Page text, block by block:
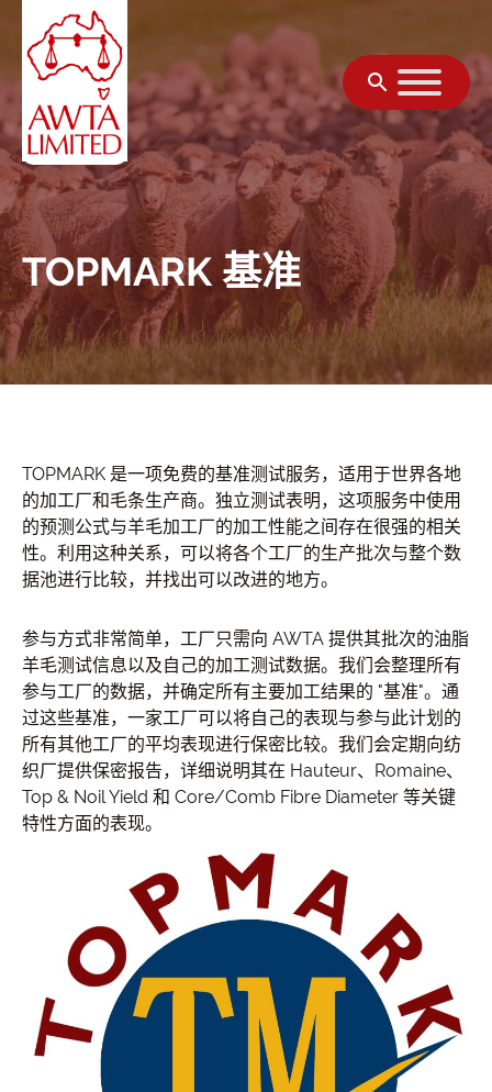
跳至内容
TOPMARK 基准
TOPMARK 是一项免费的基准测试服务，适用于世界各地
的加工厂和毛条生产商。独立测试表明，这项服务中使用
的预测公式与羊毛加工厂的加工性能之间存在很强的相关
性。利用这种关系，可以将各个工厂的生产批次与整个数
据池进行比较，并找出可以改进的地方。
参与方式非常简单，工厂只需向 AWTA 提供其批次的油脂
羊毛测试信息以及自己的加工测试数据。我们会整理所有
参与工厂的数据，并确定所有主要加工结果的 "基准"。通
过这些基准，一家工厂可以将自己的表现与参与此计划的
所有其他工厂的平均表现进行保密比较。我们会定期向纺
织厂提供保密报告，详细说明其在 Hauteur、Romaine、
Top & Noil Yield 和 Core/Comb Fibre Diameter 等关键
特性方面的表现。